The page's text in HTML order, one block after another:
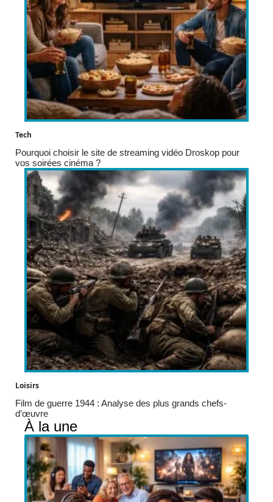
Tech
Pourquoi choisir le site de streaming vidéo Droskop pour
vos soirées cinéma ?
Loisirs
Film de guerre 1944 : Analyse des plus grands chefs-
d’œuvre
À la une